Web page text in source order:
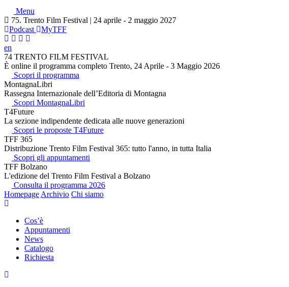
Menu
75. Trento Film Festival | 24 aprile - 2 maggio 2027
Podcast
MyTFF
en
74 TRENTO FILM FESTIVAL
È online il programma completo Trento, 24 Aprile - 3 Maggio 2026
Scopri il programma
MontagnaLibri
Rassegna Internazionale dell’Editoria di Montagna
Scopri MontagnaLibri
T4Future
La sezione indipendente dedicata alle nuove generazioni
Scopri le proposte T4Future
TFF 365
Distribuzione Trento Film Festival 365: tutto l'anno, in tutta Italia
Scopri gli appuntamenti
TFF Bolzano
L'edizione del Trento Film Festival a Bolzano
Consulta il programma 2026
Homepage Archivio Chi siamo
Cos’è
Appuntamenti
News
Catalogo
Richiesta